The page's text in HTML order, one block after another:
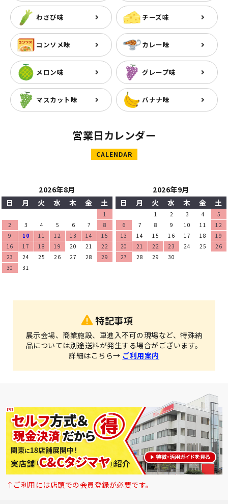
わさび味 チーズ味
コンソメ味 カレー味
メロン味 グレープ味
マスカット味 バナナ味
営業日カレンダー
CALENDAR
2026年8月
日
月 火 水 木 金 土
1
2
3 4 5 6 7
8
9
10 11 12 13 14
15
16
17 18 19 20 21
22
23
24 25 26 27 28
29
30
31
2026年9月
日
月 火 水 木 金 土
1 2 3 4
5
6
7 8 9 10 11
12
13
14 15 16 17 18
19
20
21 22 23 24 25
26
27
28 29 30
特記事項
展示会場、商業施設、車進入不可の現場など、特殊納
品については別途送料が発生する場合がございます。
詳細はこちら→ ご利用案内
↑ご利用には店頭での会員登録が必要です。